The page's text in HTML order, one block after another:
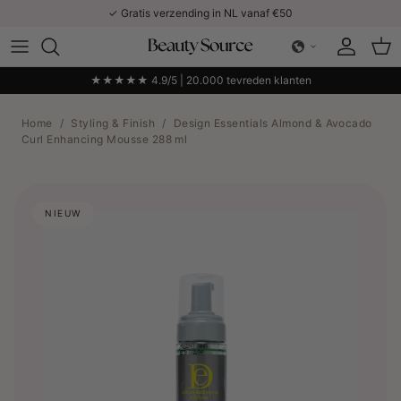
✓ Gratis verzending in NL vanaf €50
Account
★★★★★ 4.9/5 | 20.000 tevreden klanten
Home / Styling & Finish /
Design Essentials Almond & Avocado
Curl Enhancing Mousse 288 ml
NIEUW